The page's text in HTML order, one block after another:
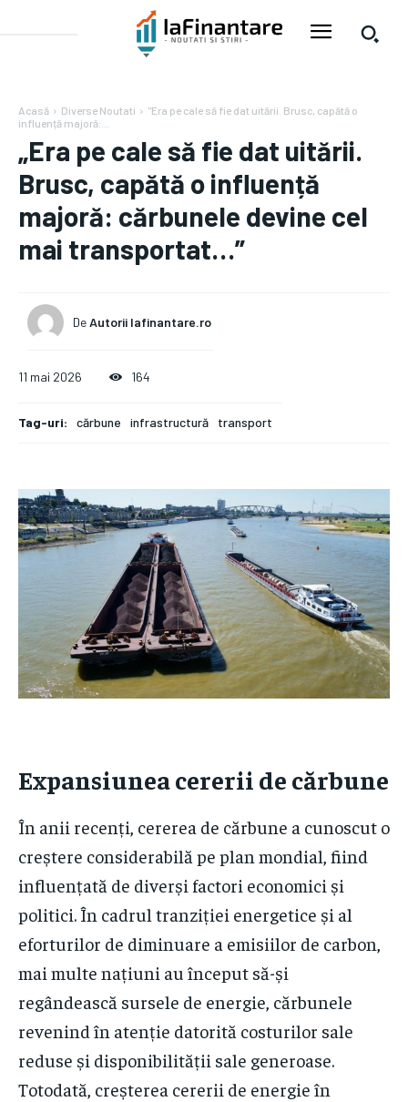
Acasă Diverse Noutati
"Era pe cale să fie dat uitării. Brusc, capătă o
influență majoră:...
„Era pe cale să fie dat uitării.
Brusc, capătă o influență
majoră: cărbunele devine cel
mai transportat…”
DeAutorii Iafinantare.ro
11 mai 2026 164
Tag-uri: cărbune infrastructură transport
Expansiunea cererii de cărbune
În anii recenți, cererea de cărbune a cunoscut o
creștere considerabilă pe plan mondial, fiind
influențată de diverși factori economici și
politici. În cadrul tranziției energetice și al
eforturilor de diminuare a emisiilor de carbon,
mai multe națiuni au început să-și
regândească sursele de energie, cărbunele
revenind în atenție datorită costurilor sale
reduse și disponibilității sale generoase.
Totodată, creșterea cererii de energie în